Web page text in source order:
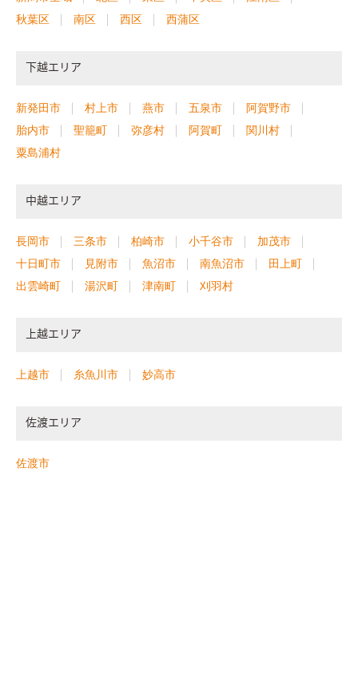
秋葉区
南区 西区 西蒲区
下越エリア
新発田市 村上市 燕市 五泉市
阿賀野市
胎内市
聖籠町 弥彦村 阿賀町
関川村
粟島浦村
中越エリア
長岡市 三条市 柏崎市 小千谷市
加茂市
十日町市
見附市 魚沼市 南魚沼市
田上町
出雲崎町
湯沢町 津南町 刈羽村
上越エリア
上越市 糸魚川市 妙高市
佐渡エリア
佐渡市